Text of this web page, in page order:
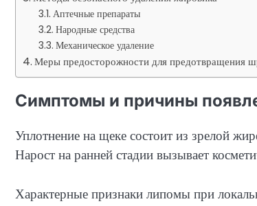
Аптечные препараты
Народные средства
Механическое удаление
Меры предосторожности для предотвращения
Симптомы и причины
Уплотнение на щеке состоит из зрелой
Нарост на ранней стадии вызывает
Характерные признаки липомы при